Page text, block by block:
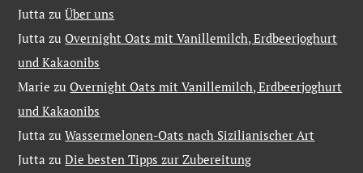
Jutta zuÜber uns
Jutta zuOvernight Oats mit Vanillemilch, Erdbeerjoghurt
und Kakaonibs
Marie zuOvernight Oats mit Vanillemilch, Erdbeerjoghurt
und Kakaonibs
Jutta zuWassermelonen-Oats nach Sizilianischer Art
Jutta zuDie besten Tipps zur Zubereitung